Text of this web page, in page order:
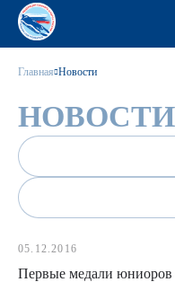
Главная Новости
НОВОСТИ
05.12.2016
Первые медали юниоров